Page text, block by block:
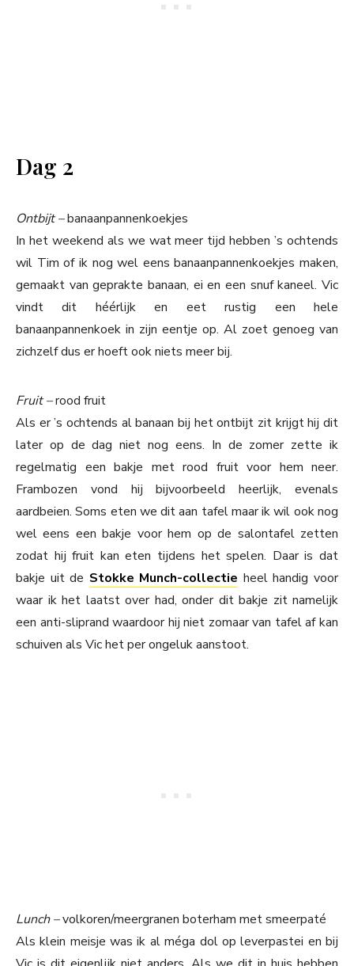
Dag 2
Ontbijt –banaanpannenkoekjes
In het weekend als we wat meer tijd hebben ’s ochtends
wil Tim of ik nog wel eens banaanpannenkoekjes maken,
gemaakt van geprakte banaan, ei en een snuf kaneel. Vic
vindt dit héérlijk en eet rustig een hele
banaanpannenkoek in zijn eentje op. Al zoet genoeg van
zichzelf dus er hoeft ook niets meer bij.
Fruit –rood fruit
Als er ’s ochtends al banaan bij het ontbijt zit krijgt hij dit
later op de dag niet nog eens. In de zomer zette ik
regelmatig een bakje met rood fruit voor hem neer.
Frambozen vond hij bijvoorbeeld heerlijk, evenals
aardbeien. Soms eten we dit aan tafel maar ik wil ook nog
wel eens een bakje voor hem op de salontafel zetten
zodat hij fruit kan eten tijdens het spelen. Daar is dat
bakje uit de Stokke Munch-collectie heel handig voor
waar ik het laatst over had, onder dit bakje zit namelijk
een anti-sliprand waardoor hij niet zomaar van tafel af kan
schuiven als Vic het per ongeluk aanstoot.
Lunch –volkoren/meergranen boterham met smeerpaté
Als klein meisje was ik al méga dol op leverpastei en bij